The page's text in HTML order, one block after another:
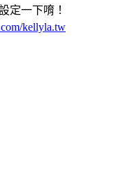
定一下唷！
kellyla.tw